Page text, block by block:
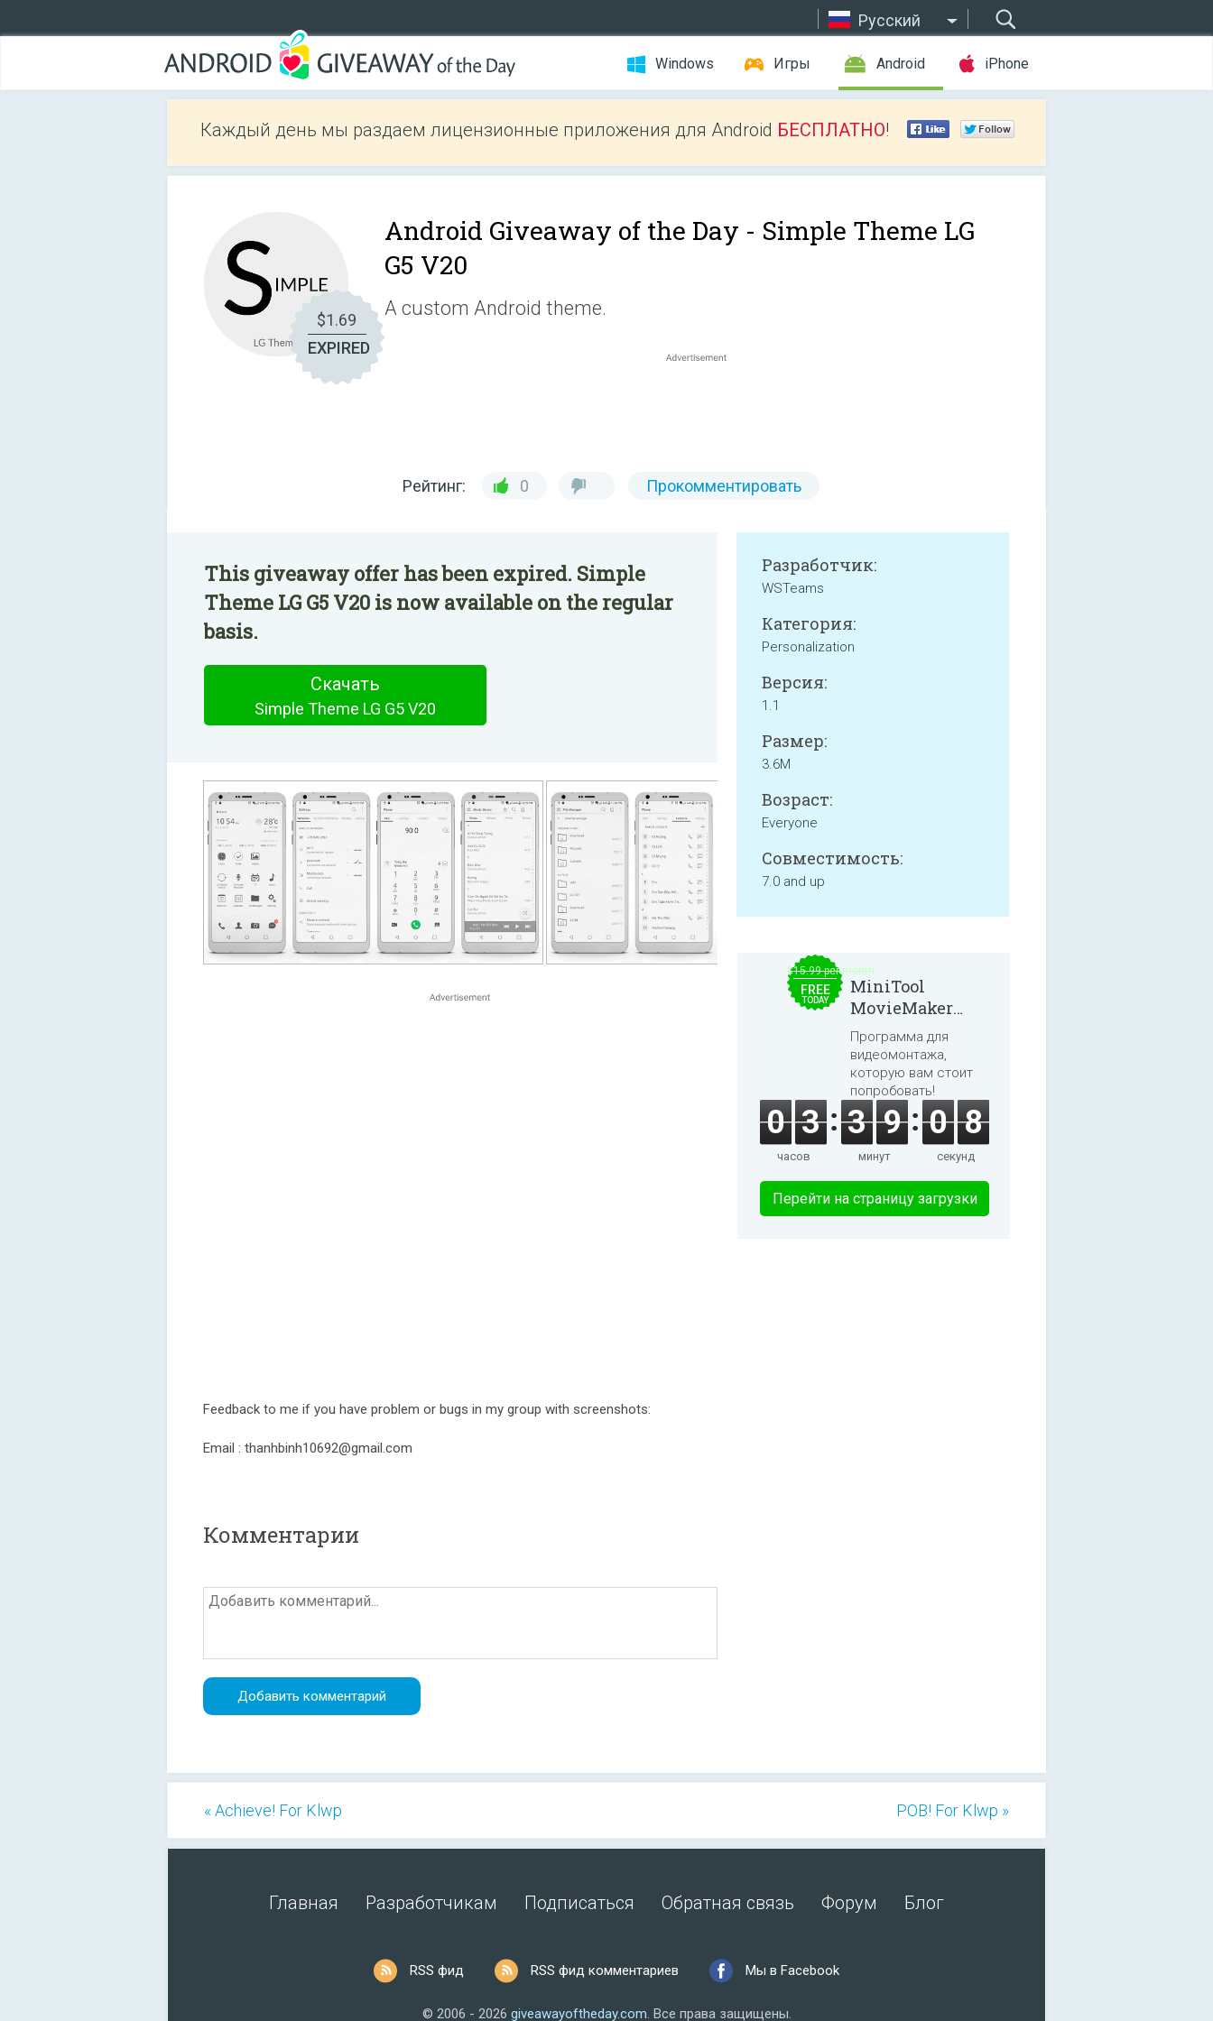
Русский
Windows Игры Android iPhone
Каждый день мы раздаем лицензионные приложения для Android БЕСПЛАТНО!
$1.69
EXPIRED
Android Giveaway of the Day - Simple Theme LG
G5 V20
A custom Android theme.
Рейтинг: 0 Прокомментировать
This giveaway offer has been expired. Simple
Theme LG G5 V20 is now available on the regular
basis.
Скачать
Simple Theme LG G5 V20
Feedback to me if you have problem or bugs in my group with screenshots:
Email : thanhbinh10692@gmail.com
Разработчик:
WSTeams
Категория:
Personalization
Версия:
1.1
Размер:
3.6M
Возраст:
Everyone
Совместимость:
7.0 and up
Комментарии
$15.99 per month
FREE
TODAY
MiniTool
MovieMaker
8.8.0
Программа для
видеомонтажа,
которую вам стоит
попробовать!
0 3
часов
3 9
минут
0 8
секунд
Перейти на страницу загрузки
« Achieve! For Klwp POB! For Klwp »
Главная Разработчикам Подписаться Обратная связь Форум Блог
RSS фид RSS фид комментариев Мы в Facebook
© 2006 - 2026 giveawayoftheday.com. Все права защищены.